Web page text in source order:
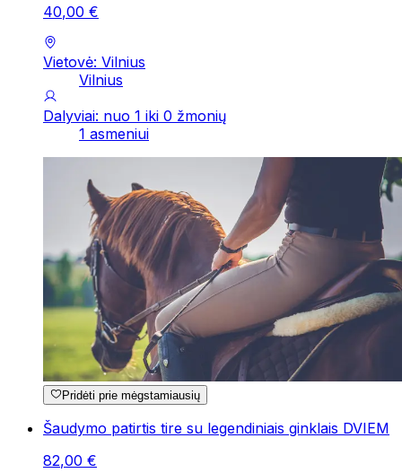
40,00 €
Vietovė: Vilnius
Vilnius
Dalyviai: nuo 1 iki 0 žmonių
1 asmeniui
Pridėti prie mėgstamiausių
Šaudymo patirtis tire su legendiniais ginklais DVIEM
82,00 €